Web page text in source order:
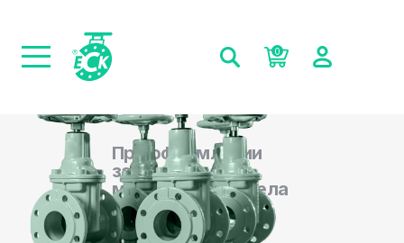
0
При оформлении
заказа на сайте,
менеджеры отдела
продаж
подтверждают